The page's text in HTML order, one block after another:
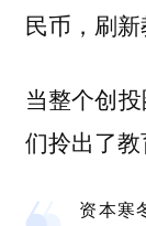
民币，刷新
当整个创
们拎出了
资本寒